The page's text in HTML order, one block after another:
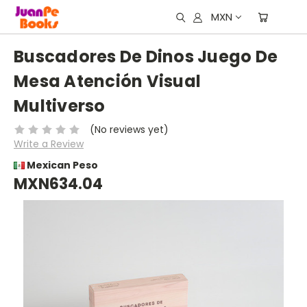
MXN
Buscadores De Dinos Juego De
Mesa Atención Visual
Multiverso
(No reviews yet)
Write a Review
Mexican Peso
MXN634.04